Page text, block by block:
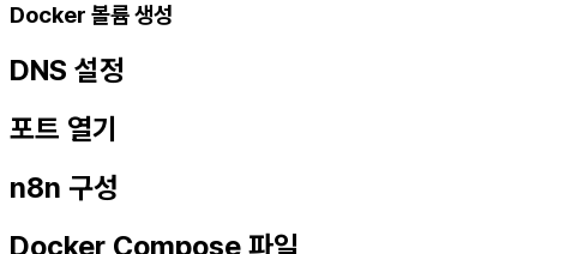
Docker 볼륨 생성
DNS 설정
포트 열기
n8n 구성
Docker Compose 파일